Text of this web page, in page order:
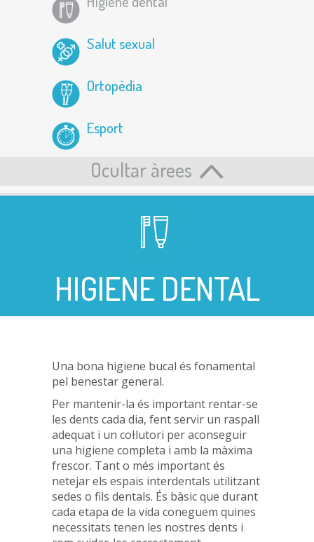
Salut sexual
Ortopèdia
Esport
Ocultar àrees
HIGIENE DENTAL
Una bona higiene bucal és fonamental
pel benestar general.
Per mantenir-la és important rentar-se
les dents cada dia, fent servir un raspall
adequat i un col·lutori per aconseguir
una higiene completa i amb la màxima
frescor. Tant o més important és
netejar els espais interdentals utilitzant
sedes o fils dentals. És bàsic que durant
cada etapa de la vida coneguem quines
necessitats tenen les nostres dents i